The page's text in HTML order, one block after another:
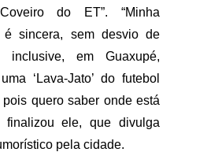
do ET”. “Minha
é sincera, sem desvio de
inclusive, em Guaxupé,
‘Lava-Jato’ do futebol
pois quero saber onde está
finalizou ele, que divulga
pela cidade.